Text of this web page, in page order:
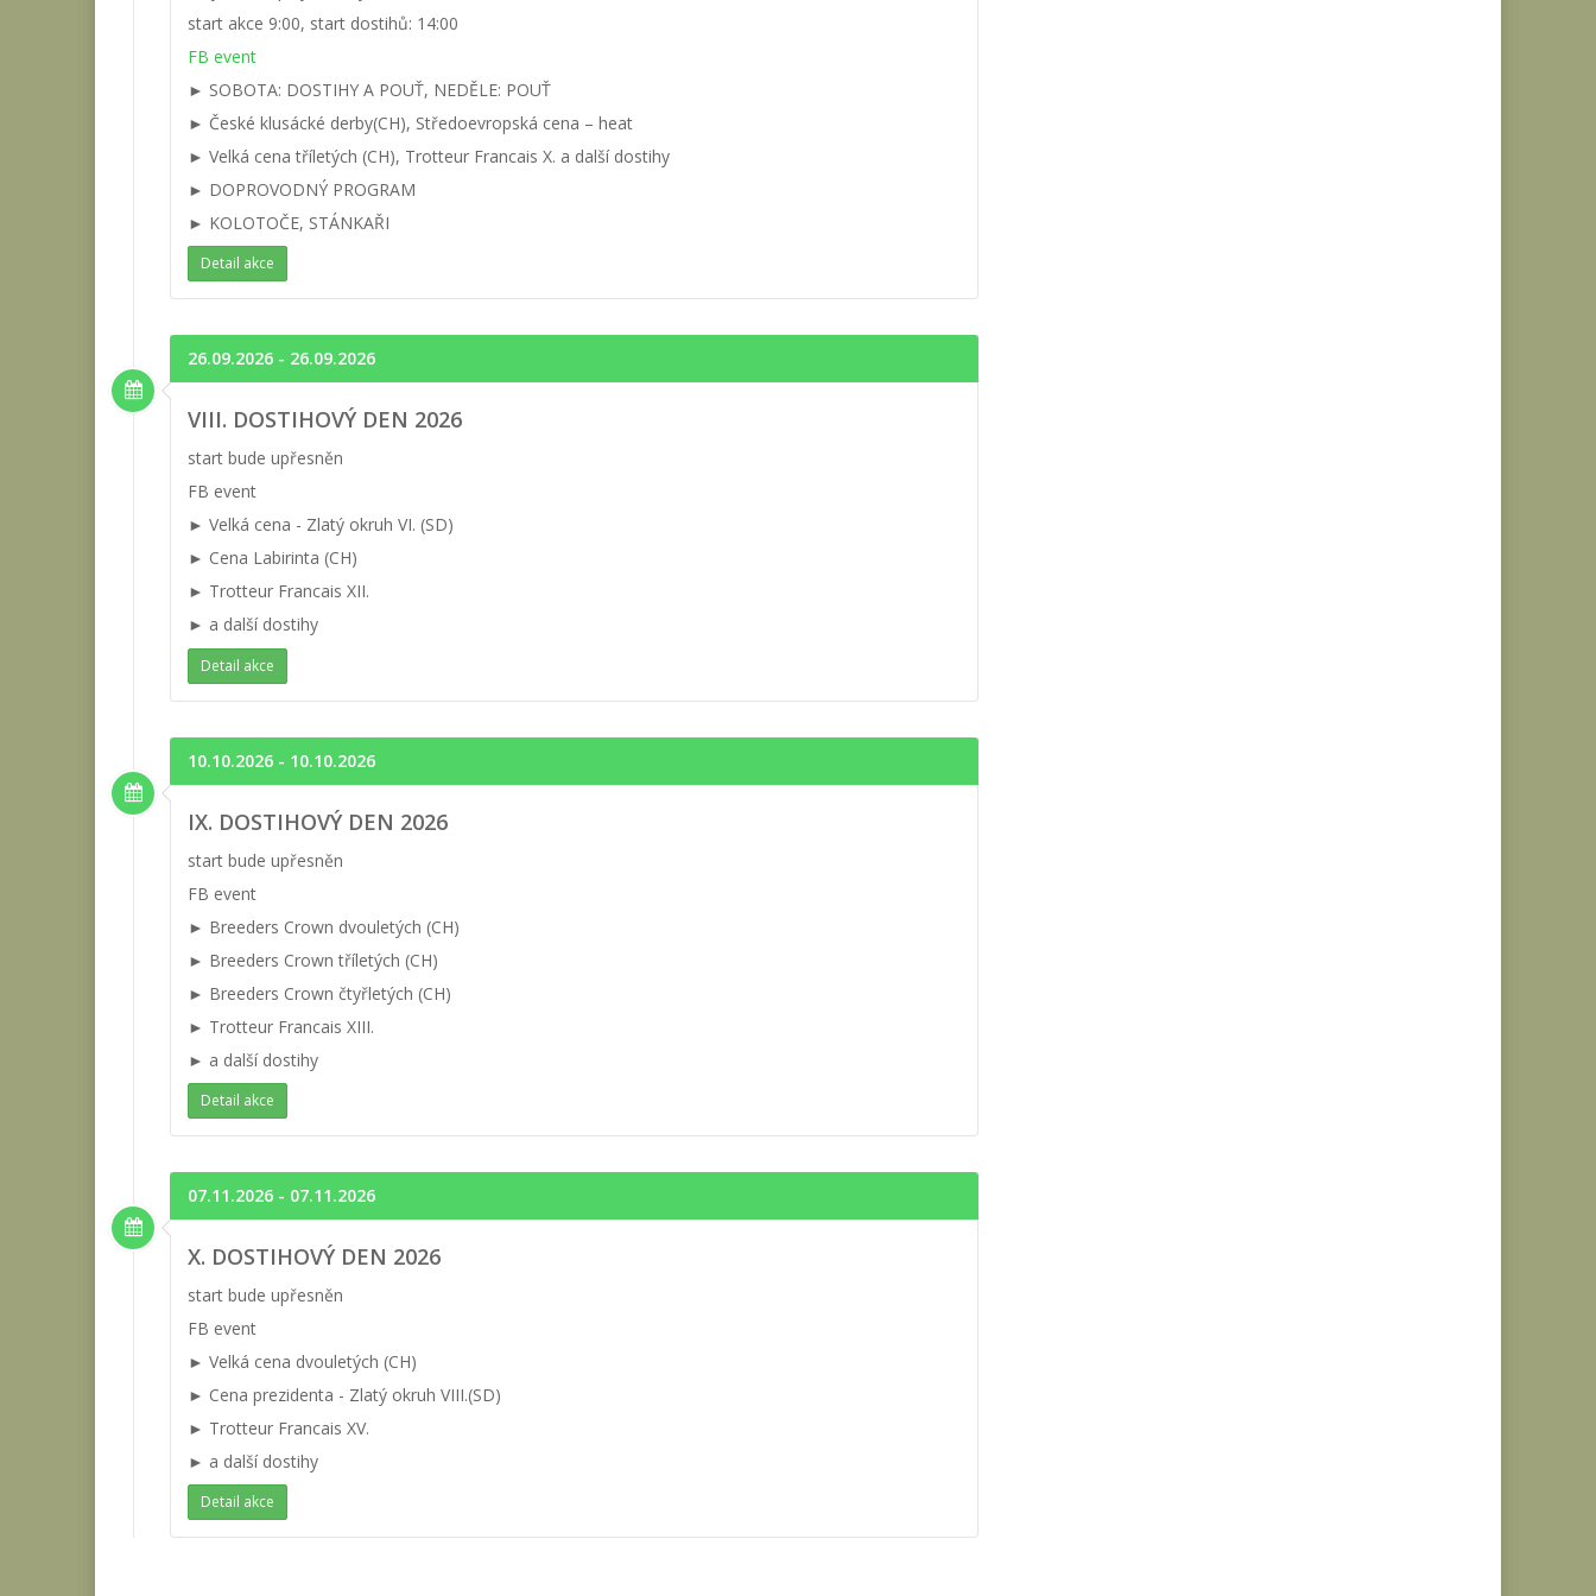
start akce 9:00, start dostihů: 14:00
FB event
► SOBOTA: DOSTIHY A POUŤ, NEDĚLE: POUŤ
► České klusácké derby(CH), Středoevropská cena – heat
► Velká cena tříletých (CH), Trotteur Francais X. a další dostihy
► DOPROVODNÝ PROGRAM
► KOLOTOČE, STÁNKAŘI
Detail akce
26.09.2026 - 26.09.2026
VIII. DOSTIHOVÝ DEN 2026
start bude upřesněn
FB event
► Velká cena - Zlatý okruh VI. (SD)
► Cena Labirinta (CH)
► Trotteur Francais XII.
► a další dostihy
Detail akce
10.10.2026 - 10.10.2026
IX. DOSTIHOVÝ DEN 2026
start bude upřesněn
FB event
► Breeders Crown dvouletých (CH)
► Breeders Crown tříletých (CH)
► Breeders Crown čtyřletých (CH)
► Trotteur Francais XIII.
► a další dostihy
Detail akce
07.11.2026 - 07.11.2026
X. DOSTIHOVÝ DEN 2026
start bude upřesněn
FB event
► Velká cena dvouletých (CH)
► Cena prezidenta - Zlatý okruh VIII.(SD)
► Trotteur Francais XV.
► a další dostihy
Detail akce